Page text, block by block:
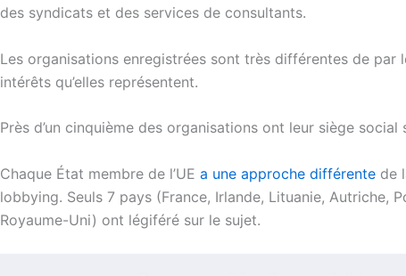
des syndicats et des services de consultants.
Les organisations enregistrées sont très différentes de par
intérêts qu’elles représentent.
Près d’un cinquième des organisations ont leur siège social
Chaque État membre de l’UE a une approche différente de
lobbying. Seuls 7 pays (France, Irlande, Lituanie, Autriche,
Royaume-Uni) ont légiféré sur le sujet.